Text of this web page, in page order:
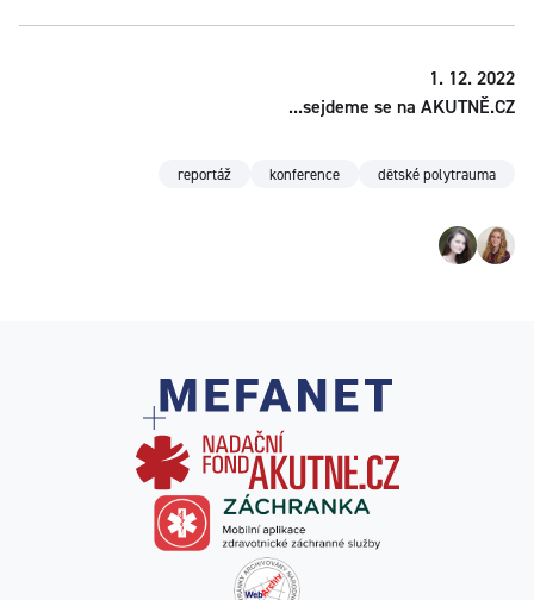
1. 12. 2022
...sejdeme se na AKUTNĚ.CZ
reportáž konference dětské polytrauma